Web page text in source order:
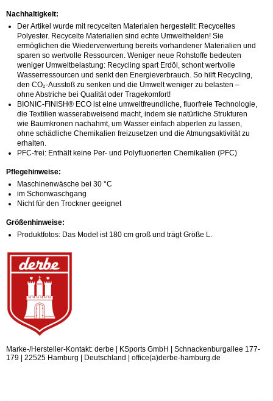
Nachhaltigkeit:
Der Artikel wurde mit recycelten Materialen hergestellt: Recyceltes
Polyester. Recycelte Materialien sind echte Umwelthelden! Sie
ermöglichen die Wiederverwertung bereits vorhandener Materialien und
sparen so wertvolle Ressourcen. Weniger neue Rohstoffe bedeuten
weniger Umweltbelastung: Recycling spart Erdöl, schont wertvolle
Wasserressourcen und senkt den Energieverbrauch. So hilft Recycling,
den CO₂-Ausstoß zu senken und die Umwelt weniger zu belasten –
ohne Abstriche bei Qualität oder Tragekomfort!
BIONIC-FINISH® ECO ist eine umweltfreundliche, fluorfreie Technologie,
die Textilien wasserabweisend macht, indem sie natürliche Strukturen
wie Baumkronen nachahmt, um Wasser einfach abperlen zu lassen,
ohne schädliche Chemikalien freizusetzen und die Atmungsaktivität zu
erhalten.
PFC-frei: Enthält keine Per- und Polyfluorierten Chemikalien (PFC)
Pflegehinweise:
Maschinenwäsche bei 30 °C
im Schonwaschgang
Nicht für den Trockner geeignet
Größenhinweise:
Produktfotos: Das Model ist 180 cm groß und trägt Größe L.
Marke-/Hersteller-Kontakt: derbe | KSports GmbH | Schnackenburgallee 177-
179 | 22525 Hamburg | Deutschland | office(a)derbe-hamburg.de